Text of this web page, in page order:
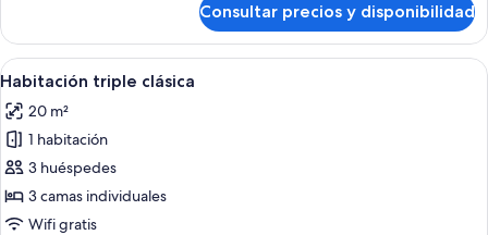
camas
individuales
superior
con
2
individuales
Consultar precios y disponibilidad
Abrir
todas
las
fotos
de
Habitación
triple
Una habitación de hotel moderna
4
Habitación triple clásica
20 m²
1 habitación
3 huéspedes
3 camas individuales
Wifi gratis